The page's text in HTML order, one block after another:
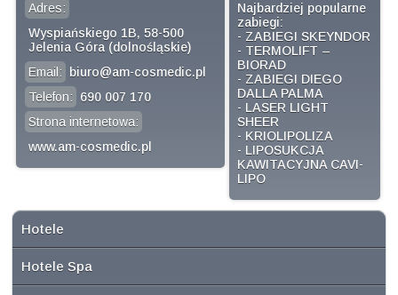
Adres:
Wyspiańskiego 1B, 58-500
Jelenia Góra (dolnośląskie)
Email:
biuro@am-cosmedic.pl
Telefon:
690 007 170
Strona internetowa:
www.am-cosmedic.pl
Najbardziej popularne
zabiegi:
- ZABIEGI SKEYNDOR
- TERMOLIFT –
BIORAD
- ZABIEGI DIEGO
DALLA PALMA
- LASER LIGHT
SHEER
- KRIOLIPOLIZA
- LIPOSUKCJA
KAWITACYJNA CAVI-
LIPO
Hotele
Hotele Spa